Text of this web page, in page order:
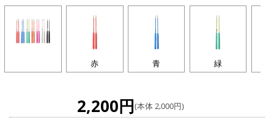
赤 青 緑
2,200円(本体 2,000円)